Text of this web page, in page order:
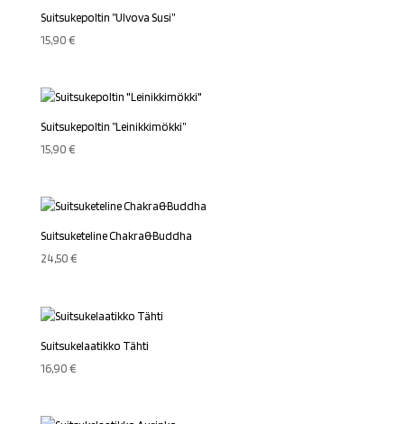
Suitsukepoltin ”Ulvova Susi”
15,90€
Suitsukepoltin ”Leinikkimökki”
15,90€
Suitsuketeline Chakra&Buddha
24,50€
Suitsukelaatikko Tähti
16,90€